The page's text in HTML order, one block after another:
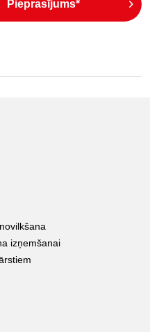
Pieprasījums*
izņemšanai